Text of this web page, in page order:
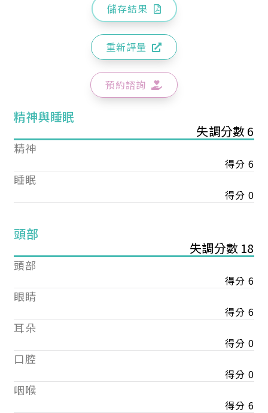
儲存結果
重新評量
預約諮詢
精神與睡眠
失調分數 6
精神
得分 6
睡眠
得分 0
頭部
失調分數 18
頭部
得分 6
眼睛
得分 6
耳朵
得分 0
口腔
得分 0
咽喉
得分 6